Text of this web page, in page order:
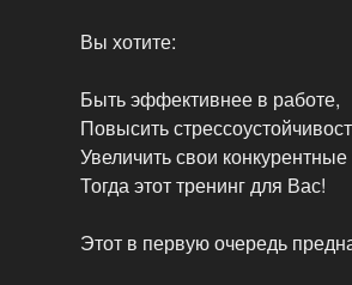
Вы хотите:
Быть эффективнее в работе,
Повысить
Увеличить свои
Тогда этот тренинг для Вас!
Этот в первую очередь